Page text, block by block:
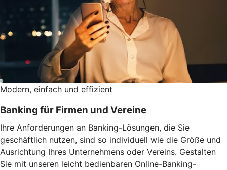
Modern, einfach und effizient
Banking für Firmen und Vereine
Ihre Anforderungen an Banking-Lösungen, die Sie
geschäftlich nutzen, sind so individuell wie die Größe und
Ausrichtung Ihres Unternehmens oder Vereins. Gestalten
Sie mit unseren leicht bedienbaren Online-Banking-